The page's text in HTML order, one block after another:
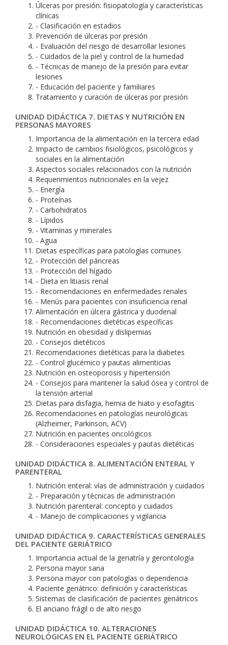
Úlceras por presión: fisiopatología y características
clínicas
- Clasificación en estadios
Prevención de úlceras por presión
- Evaluación del riesgo de desarrollar lesiones
- Cuidados de la piel y control de la humedad
- Técnicas de manejo de la presión para evitar
lesiones
- Educación del paciente y familiares
Tratamiento y curación de úlceras por presión
UNIDAD DIDÁCTICA 7. DIETAS Y NUTRICIÓN EN
PERSONAS MAYORES
Importancia de la alimentación en la tercera edad
Impacto de cambios fisiológicos, psicológicos y
sociales en la alimentación
Aspectos sociales relacionados con la nutrición
Requerimientos nutricionales en la vejez
- Energía
- Proteínas
- Carbohidratos
- Lípidos
- Vitaminas y minerales
- Agua
Dietas específicas para patologías comunes
- Protección del páncreas
- Protección del hígado
- Dieta en litiasis renal
- Recomendaciones en enfermedades renales
- Menús para pacientes con insuficiencia renal
Alimentación en úlcera gástrica y duodenal
- Recomendaciones dietéticas específicas
Nutrición en obesidad y dislipemias
- Consejos dietéticos
Recomendaciones dietéticas para la diabetes
- Control glucémico y pautas alimenticias
Nutrición en osteoporosis y hipertensión
- Consejos para mantener la salud ósea y control de
la tensión arterial
Dietas para disfagia, hernia de hiato y esofagitis
Recomendaciones en patologías neurológicas
(Alzheimer, Parkinson, ACV)
Nutrición en pacientes oncológicos
- Consideraciones especiales y pautas dietéticas
UNIDAD DIDÁCTICA 8. ALIMENTACIÓN ENTERAL Y
PARENTERAL
Nutrición enteral: vías de administración y cuidados
- Preparación y técnicas de administración
Nutrición parenteral: concepto y cuidados
- Manejo de complicaciones y vigilancia
UNIDAD DIDÁCTICA 9. CARACTERÍSTICAS GENERALES
DEL PACIENTE GERIÁTRICO
Importancia actual de la geriatría y gerontología
Persona mayor sana
Persona mayor con patologías o dependencia
Paciente geriátrico: definición y características
Sistemas de clasificación de pacientes geriátricos
El anciano frágil o de alto riesgo
UNIDAD DIDÁCTICA 10. ALTERACIONES
NEUROLÓGICAS EN EL PACIENTE GERIÁTRICO